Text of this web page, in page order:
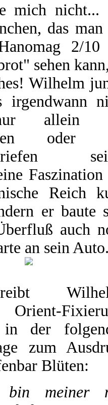
mich nicht...
das man
2/10
sehen
Wilhelm
irgendwann
allein
oder
Reich
er baute
auch
an sein
Orient-
der
zum
Blüten:
meiner